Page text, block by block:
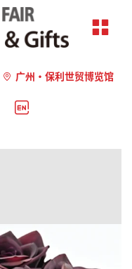
广州·保利世贸博览馆